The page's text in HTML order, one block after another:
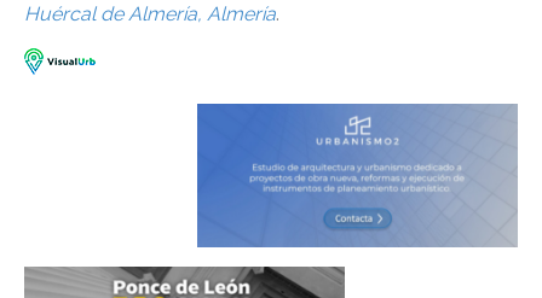
Huércal de Almería, Almería.